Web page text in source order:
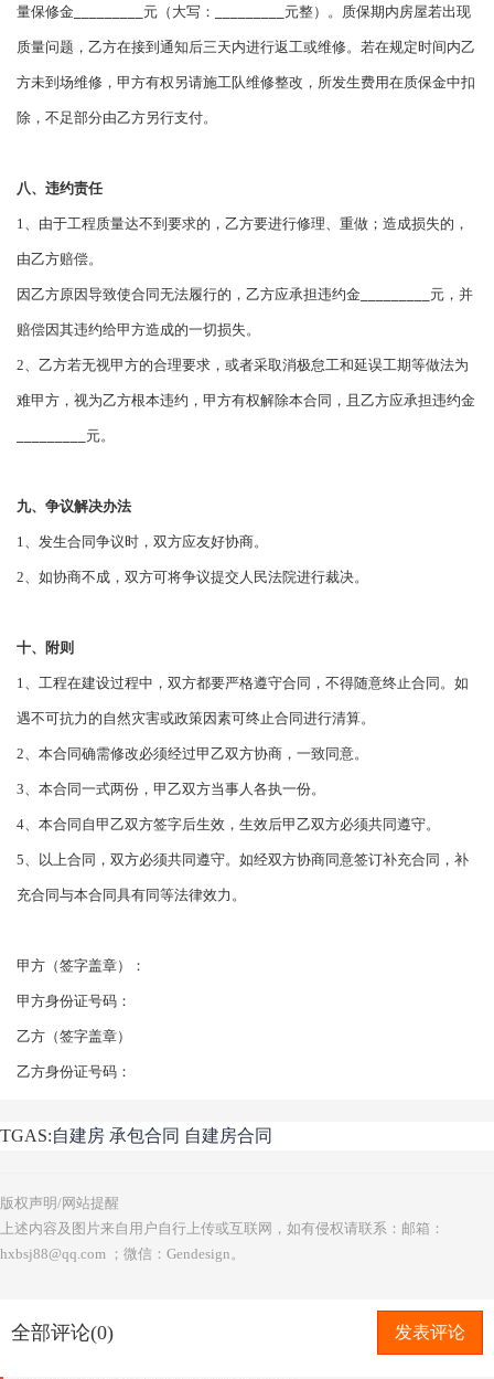
量保修金 元（大写： 元整）。质保期内房屋若出现
质量问题，乙方在接到通知后三天内进行返工或维修。若在规定时间内乙
方未到场维修，甲方有权另请施工队维修整改，所发生费用在质保金中扣
除，不足部分由乙方另行支付。
八、违约责任
1、由于工程质量达不到要求的，乙方要进行修理、重做；造成损失的，
由乙方赔偿。
因乙方原因导致使合同无法履行的，乙方应承担违约金 元，并
赔偿因其违约给甲方造成的一切损失。
2、乙方若无视甲方的合理要求，或者采取消极怠工和延误工期等做法为
难甲方，视为乙方根本违约，甲方有权解除本合同，且乙方应承担违约金
元。
九、争议解决办法
1、发生合同争议时，双方应友好协商。
2、如协商不成，双方可将争议提交人民法院进行裁决。
十、附则
1、工程在建设过程中，双方都要严格遵守合同，不得随意终止合同。如
遇不可抗力的自然灾害或政策因素可终止合同进行清算。
2、本合同确需修改必须经过甲乙双方协商，一致同意。
3、本合同一式两份，甲乙双方当事人各执一份。
4、本合同自甲乙双方签字后生效，生效后甲乙双方必须共同遵守。
5、以上合同，双方必须共同遵守。如经双方协商同意签订补充合同，补
充合同与本合同具有同等法律效力。
甲方（签字盖章）：
甲方身份证号码：
乙方（签字盖章）
乙方身份证号码：
TGAS:自建房 承包合同 自建房合同
版权声明/网站提醒
上述内容及图片来自用户自行上传或互联网，如有侵权请联系：邮箱：
hxbsj88@qq.com ；微信：Gendesign。
全部评论(0) 发表评论